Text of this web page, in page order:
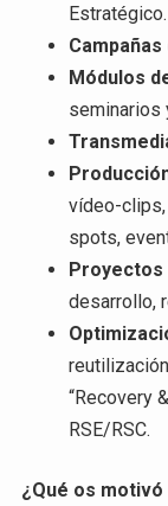
Estratégico.
Módulos
seminarios
vídeo-
spots,
Proyectos
desarrollo,
“Recovery
RSE/RSC.
¿Qué os